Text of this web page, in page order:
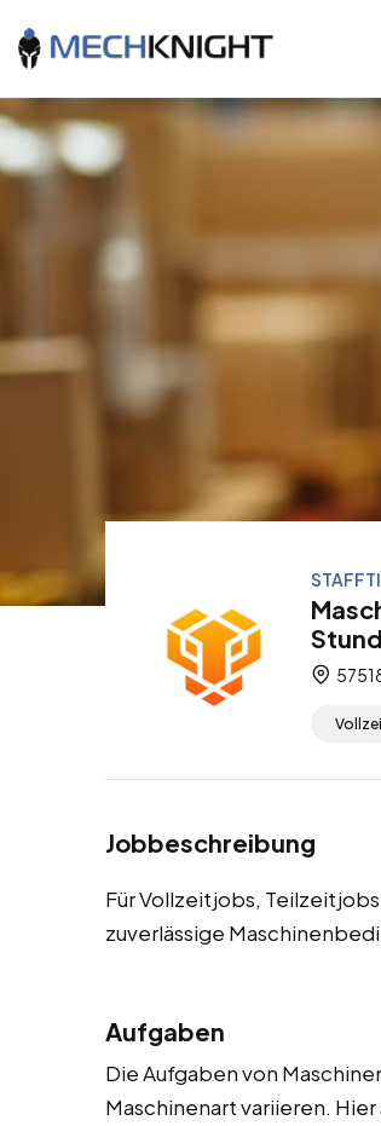
Jobbeschreibung
Für Vollzeitjobs,
zuverlässige
Aufgaben
Die Aufgaben von
Maschinenart variieren.